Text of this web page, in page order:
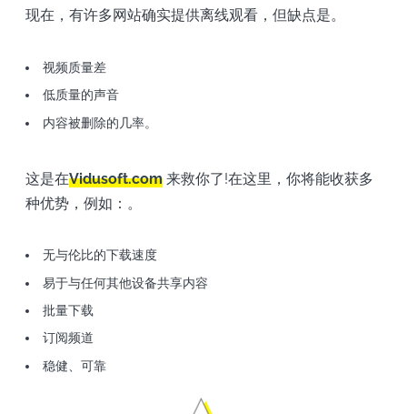
现在，有许多网站确实提供离线观看，但缺点是。
视频质量差
低质量的声音
内容被删除的几率。
这是在Vidusoft.com来救你了!在这里，你将能收获多
种优势，例如：。
无与伦比的下载速度
易于与任何其他设备共享内容
批量下载
订阅频道
稳健、可靠